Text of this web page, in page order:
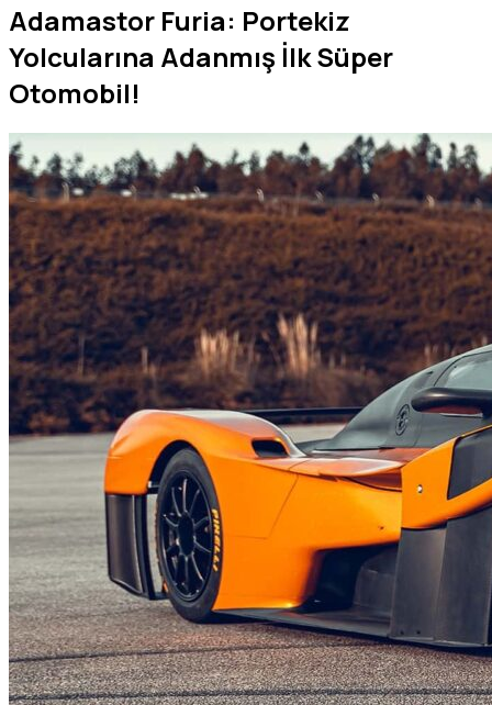
Adamastor Furia: Portekiz
Yolcularına Adanmış İlk Süper
Otomobil!